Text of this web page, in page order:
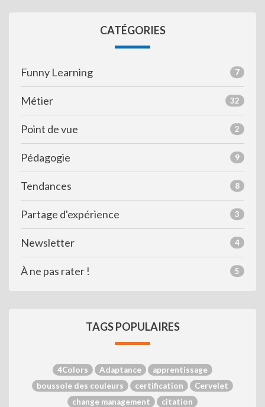
CATÉGORIES
Funny Learning 7
Métier 32
Point de vue 2
Pédagogie 9
Tendances 8
Partage d'expérience 3
Newsletter 4
À ne pas rater ! 5
TAGS POPULAIRES
4Colors Adaptance
apprentissage
boussole des couleurs
certification
Cervelet
change management
citation